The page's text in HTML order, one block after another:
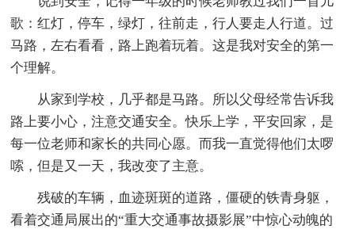
歌：红灯，停车，绿灯，往前走，行人要走人行道。过
马路，左右看看，路上跑着玩着。这是我对安全的第一
个理解。
从家到学校，几乎都是马路。所以父母经常告诉我
路上要小心，注意交通安全。快乐上学，平安回家，是
每一位老师和家长的共同心愿。而我一直觉得他们太啰
嗦，但是又一天，我改变了主意。
残破的车辆，血迹斑斑的道路，僵硬的铁青身躯，
看着交通局展出的“重大交通事故摄影展”中惊心动魄的